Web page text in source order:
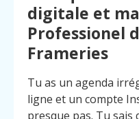
digitale et
Professionel
Frameries
Tu as un agenda
ligne et un compte
presque pas. Tu sais